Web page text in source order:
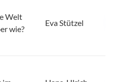
Welt
wie?
Eva Stützel